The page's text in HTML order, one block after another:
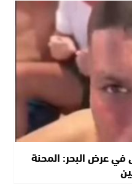
عرض البحر: المحنة